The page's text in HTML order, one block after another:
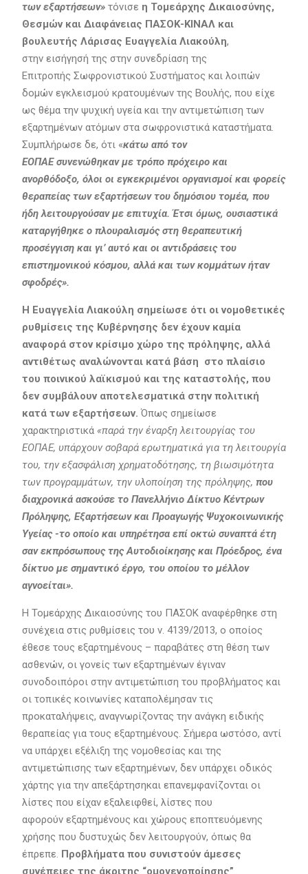
των εξαρτήσεων»τόνισε η Τομεάρχης Δικαιοσύνης,
Θεσμών και Διαφάνειας ΠΑΣΟΚ-ΚΙΝΑΛ και
βουλευτής Λάρισας Ευαγγελία Λιακούλη,
στην εισήγησή της στην συνεδρίαση της
Επιτροπής Σωφρονιστικού Συστήματος και λοιπών
δομών εγκλεισμού κρατουμένων της Βουλής, που είχε
ως θέμα την ψυχική υγεία και την αντιμετώπιση των
εξαρτημένων ατόμων στα σωφρονιστικά καταστήματα.
Συμπλήρωσε δε, ότι «κάτω από τον
ΕΟΠΑΕ συνενώθηκαν με τρόπο πρόχειρο και
ανορθόδοξο, όλοι οι εγκεκριμένοι οργανισμοί και φορείς
θεραπείας των εξαρτήσεων του δημόσιου τομέα, που
ήδη λειτουργούσαν με επιτυχία. Έτσι όμως, ουσιαστικά
καταργήθηκε ο πλουραλισμός στη θεραπευτική
προσέγγιση και γι’ αυτό και οι αντιδράσεις του
επιστημονικού κόσμου, αλλά και των κομμάτων ήταν
σφοδρές».
Η Ευαγγελία Λιακούλη σημείωσε ότι οι νομοθετικές
ρυθμίσεις της Κυβέρνησης δεν έχουν καμία
αναφορά στον κρίσιμο χώρο της πρόληψης, αλλά
αντιθέτως αναλώνονται κατά βάση στο πλαίσιο
του ποινικού λαϊκισμού και της καταστολής, που
δεν συμβάλουν αποτελεσματικά στην πολιτική
κατά των εξαρτήσεων. Όπως σημείωσε
χαρακτηριστικά «παρά την έναρξη λειτουργίας του
ΕΟΠΑΕ, υπάρχουν σοβαρά ερωτηματικά για τη λειτουργία
του, την εξασφάλιση χρηματοδότησης, τη βιωσιμότητα
των προγραμμάτων, την υλοποίηση της πρόληψης, που
διαχρονικά ασκούσε το Πανελλήνιο Δίκτυο Κέντρων
Πρόληψης, Εξαρτήσεων και Προαγωγής Ψυχοκοινωνικής
Υγείας -το οποίο και υπηρέτησα επί οκτώ συναπτά έτη
σαν εκπρόσωπους της Αυτοδιοίκησης και Πρόεδρος, ένα
δίκτυο με σημαντικό έργο, του οποίου το μέλλον
αγνοείται».
Η Τομεάρχης Δικαιοσύνης του ΠΑΣΟΚ αναφέρθηκε στη
συνέχεια στις ρυθμίσεις του ν. 4139/2013, ο οποίος
έθεσε τους εξαρτημένους – παραβάτες στη θέση των
ασθενών, οι γονείς των εξαρτημένων έγιναν
συνοδοιπόροι στην αντιμετώπιση του προβλήματος και
οι τοπικές κοινωνίες καταπολέμησαν τις
προκαταλήψεις, αναγνωρίζοντας την ανάγκη ειδικής
θεραπείας για τους εξαρτημένους. Σήμερα ωστόσο, αντί
να υπάρχει εξέλιξη της νομοθεσίας και της
αντιμετώπισης των εξαρτημένων, δεν υπάρχει οδικός
χάρτης για την απεξάρτησηκαι επανεμφανίζονται οι
λίστες που είχαν εξαλειφθεί, λίστες που
αφορούν εξαρτημένους και χώρους εποπτευόμενης
χρήσης που δυστυχώς δεν λειτουργούν, όπως θα
έπρεπε. Προβλήματα που συνιστούν άμεσες